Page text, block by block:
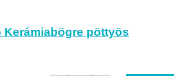
Kerámiabögre pöttyös